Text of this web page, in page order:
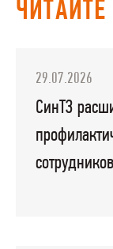
29.07.2026
СинТЗ
сотрудников